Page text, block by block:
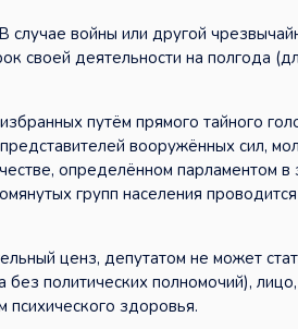
случае войны или другой
своей деятельности на полгода
путём прямого тайного
вооружённых сил,
определённом парламентом
групп населения
ценз, депутатом не может
политических полномочий),
здоровья.